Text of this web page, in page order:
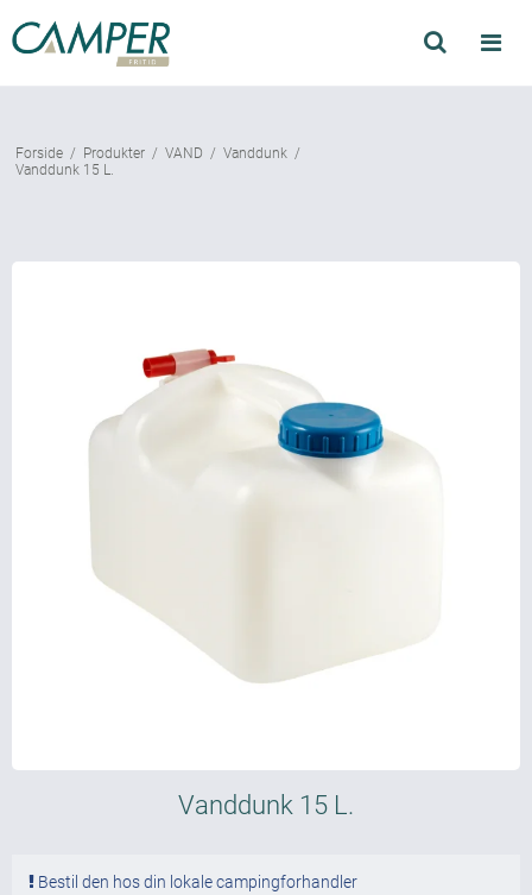
Find forhandler
Kataloger
Forside / Produkter / VAND / Vanddunk /
Vanddunk 15 L.
Vanddunk 15 L.
Bestil den hos din lokale campingforhandler